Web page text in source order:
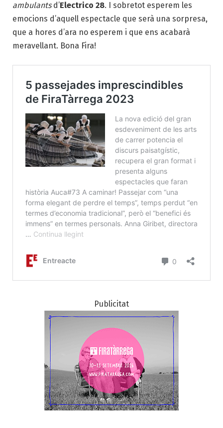
ambulantsd’Electrico 28. I sobretot esperem les
emocions d’aquell espectacle que serà una sorpresa,
que a hores d’ara no esperem i que ens acabarà
meravellant. Bona Fira!
Publicitat